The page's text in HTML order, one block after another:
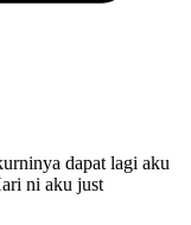
dapat lagi aku
ni aku just